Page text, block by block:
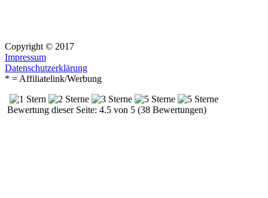
Copyright © 2017
Impressum
Datenschutzerklärung
* = Affiliatelink/Werbung
Bewertung dieser Seite: 4.5 von 5 (38 Bewertungen)